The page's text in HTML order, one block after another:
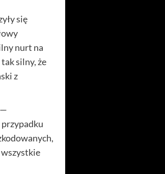
się
nurt na
silny, że
z
przypadku
wszystkie